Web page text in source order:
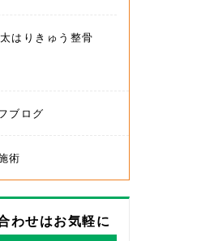
はりきゅう整骨
ブログ
術
わせはお気軽に